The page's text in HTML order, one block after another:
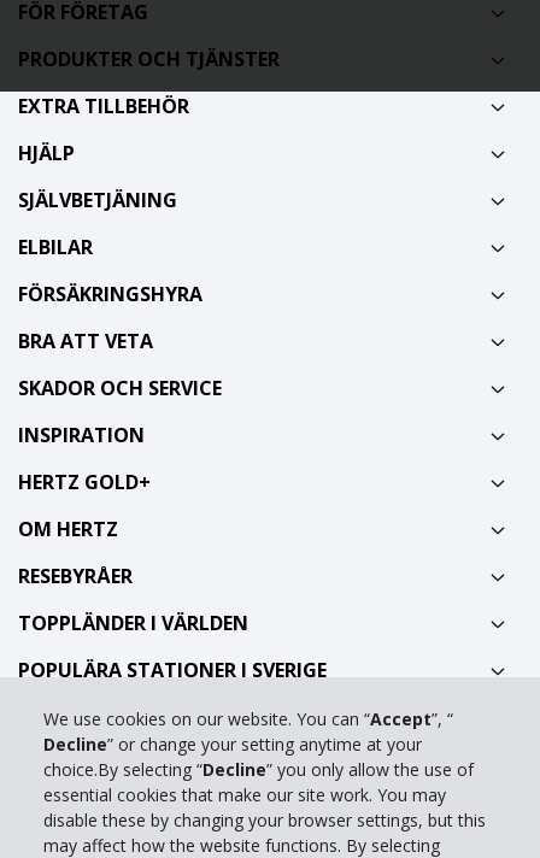
We use cookies on our website. You can “Accept”, “
Decline” or change your setting anytime at your
choice.By selecting “Decline” you only allow the use of
essential cookies that make our site work. You may
disable these by changing your browser settings, but this
may affect how the website functions. By selecting
FÖR FÖRETAG
PRODUKTER OCH TJÄNSTER
EXTRA TILLBEHÖR
HJÄLP
SJÄLVBETJÄNING
ELBILAR
FÖRSÄKRINGSHYRA
BRA ATT VETA
SKADOR OCH SERVICE
INSPIRATION
HERTZ GOLD+
OM HERTZ
RESEBYRÅER
TOPPLÄNDER I VÄRLDEN
POPULÄRA STATIONER I SVERIGE
Ring oss på 0771 211 212
Vanliga frågor
Kontakta oss